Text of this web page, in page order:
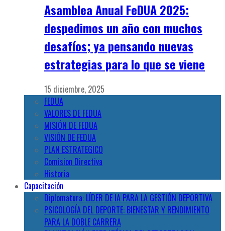
Asamblea Anual FeDUA 2025:
despedimos un año con muchos
desafíos; ya pensando nuevas
estrategias para lo que se viene
15 diciembre, 2025
FEDUA
VALORES DE FEDUA
MISIÓN DE FEDUA
VISIÓN DE FEDUA
PLAN ESTRATEGICO
Comision Directiva
Historia
Capacitación
Diplomatura: LÍDER DE IA PARA LA GESTIÓN DEPORTIVA
PSICOLOGÍA DEL DEPORTE: BIENESTAR Y RENDIMIENTO
PARA LA DOBLE CARRERA